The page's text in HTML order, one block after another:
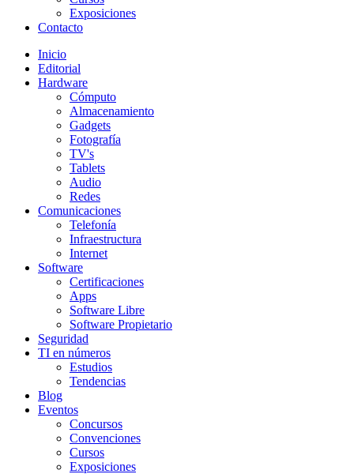
Exposiciones
Contacto
Inicio
Editorial
Hardware
Cómputo
Almacenamiento
Gadgets
Fotografía
TV's
Tablets
Audio
Redes
Comunicaciones
Telefonía
Infraestructura
Internet
Software
Certificaciones
Apps
Software Libre
Software Propietario
Seguridad
TI en números
Estudios
Tendencias
Blog
Eventos
Concursos
Convenciones
Cursos
Exposiciones